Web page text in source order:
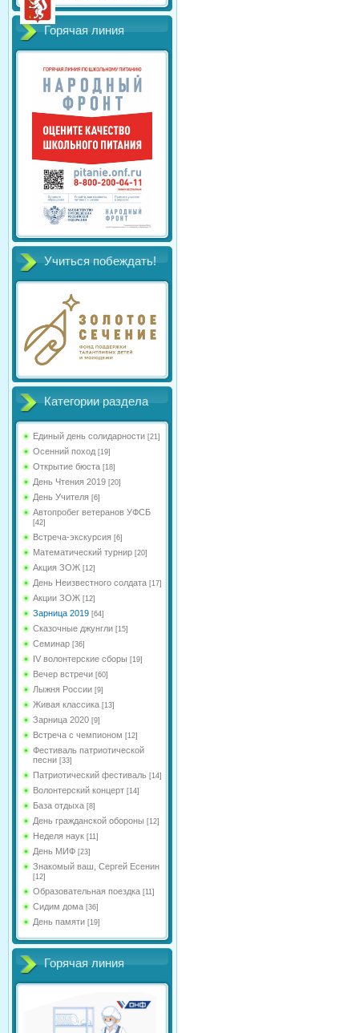
Горячая линия
Учиться побеждать!
Категории раздела
Единый день солидарности [21]
Осенний поход [19]
Открытие бюста [18]
День Чтения 2019 [20]
День Учителя [6]
Автопробег ветеранов УФСБ
[42]
Встреча-экскурсия [6]
Математический турнир [20]
Акция ЗОЖ [12]
День Неизвестного солдата [17]
Акции ЗОЖ [12]
Зарница 2019 [64]
Сказочные джунгли [15]
Семинар [36]
IV волонтерские сборы [19]
Вечер встречи [60]
Лыжня России [9]
Живая классика [13]
Зарница 2020 [9]
Встреча с чемпионом [12]
Фестиваль патриотической
песни [33]
Патриотический фестиваль [14]
Волонтерский концерт [14]
База отдыха [8]
День гражданской обороны [12]
Неделя наук [11]
День МИФ [23]
Знакомый ваш, Сергей Есенин
[12]
Образовательная поездка [11]
Сидим дома [36]
День памяти [19]
Горячая линия